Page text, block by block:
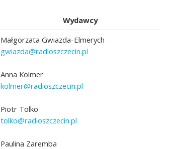
Wydawcy
Małgorzata Gwiazda-Elmerych
gwiazda@radioszczecin.pl
Anna Kolmer
kolmer@radioszczecin.pl
Piotr Tolko
tolko@radioszczecin.pl
Paulina Zaremba